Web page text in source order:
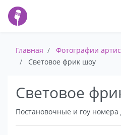
Главная
Фотографии
Световое фрик шоу
Световое
Постановочные и гоу